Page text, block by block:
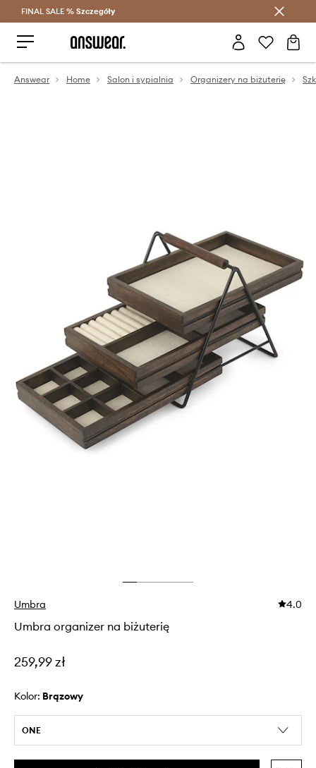
Oszczędzaj z Answear Club >
FINAL SALE % Szczegóły
Answear Home Salon i sypialnia Organizery na biżuterię
Umbra 4.0
Umbra organizer na biżuterię
259,99 zł
Kolor: brązowy
ONE